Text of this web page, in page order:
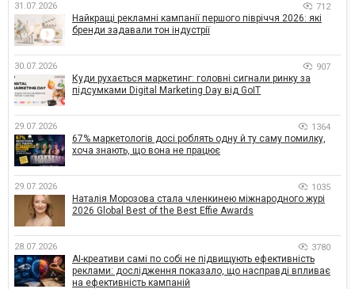
31.07.2026 712
Найкращі рекламні кампанії першого півріччя 2026: які
бренди задавали тон індустрії
30.07.2026 907
Куди рухається маркетинг: головні сигнали ринку за
підсумками Digital Marketing Day від GoIT
29.07.2026 1364
67% маркетологів досі роблять одну й ту саму помилку,
хоча знають, що вона не працює
29.07.2026 1035
Наталія Морозова стала членкинею міжнародного журі
2026 Global Best of the Best Effie Awards
28.07.2026 3780
AI-креативи самі по собі не підвищують ефективність
реклами: дослідження показало, що насправді впливає
на ефективність кампаній